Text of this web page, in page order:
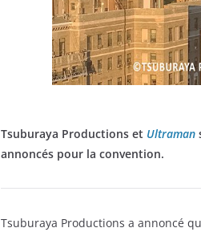
Tsuburaya Productions et Ultraman
annoncés pour la convention.
Tsuburaya Productions a annoncé